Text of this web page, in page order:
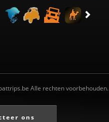
Alle rechten voorbehouden.
ons